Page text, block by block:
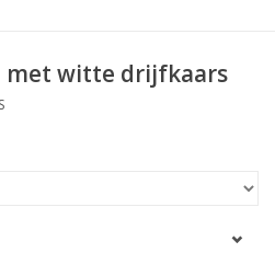
met witte drijfkaars